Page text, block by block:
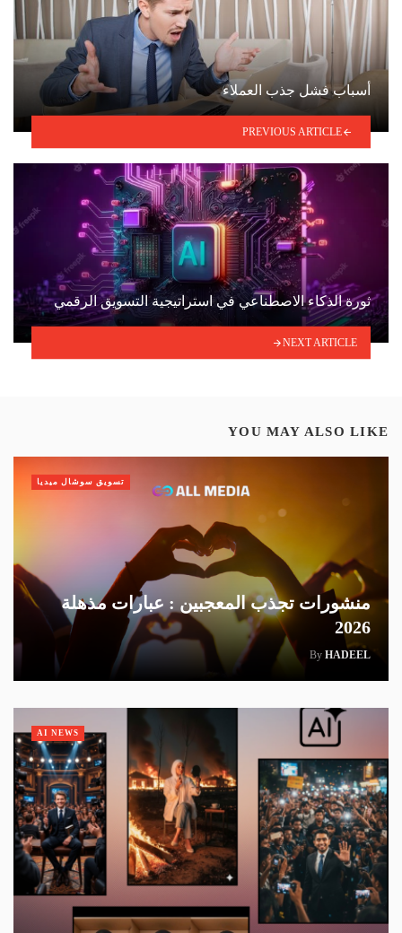
أسباب فشل جذب العملاء
PREVIOUS ARTICLE
ثورة الذكاء الاصطناعي في استراتيجية التسويق الرقمي
NEXT ARTICLE
YOU MAY ALSO LIKE
منشورات تجذب المعجبين : عبارات مذهلة
2026
By HADEEL
تسويق سوشال ميديا
AI NEWS